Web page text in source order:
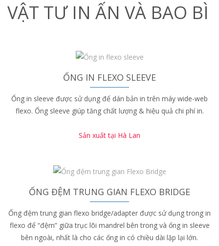
VẬT TƯ IN ẤN VÀ BAO BÌ
ỐNG IN FLEXO SLEEVE
Ống in sleeve được sử dụng để dán bản in trên máy wide-web
flexo. Ống sleeve giúp tăng chất lượng & hiệu quả chi phí in.
Sản xuất tại Hà Lan
ỐNG ĐỆM TRUNG GIAN FLEXO BRIDGE
Ống đệm trung gian flexo bridge/adapter được sử dụng trong in
flexo để “đệm” giữa trục lõi mandrel bên trong và ống in sleeve
bên ngoài, nhất là cho các ống in có chiều dài lặp lại lớn.